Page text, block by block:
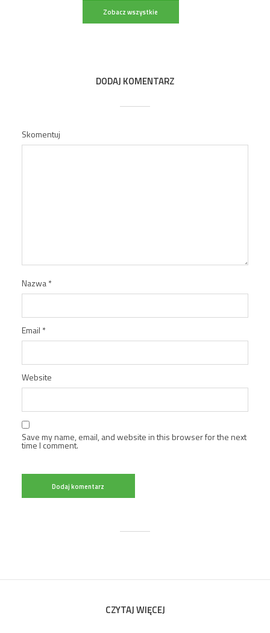
Zobacz wszystkie
DODAJ KOMENTARZ
Skomentuj
Nazwa*
Email *
Website
Save my name, email, and website in this browser for the next
time I comment.
CZYTAJ WIĘCEJ